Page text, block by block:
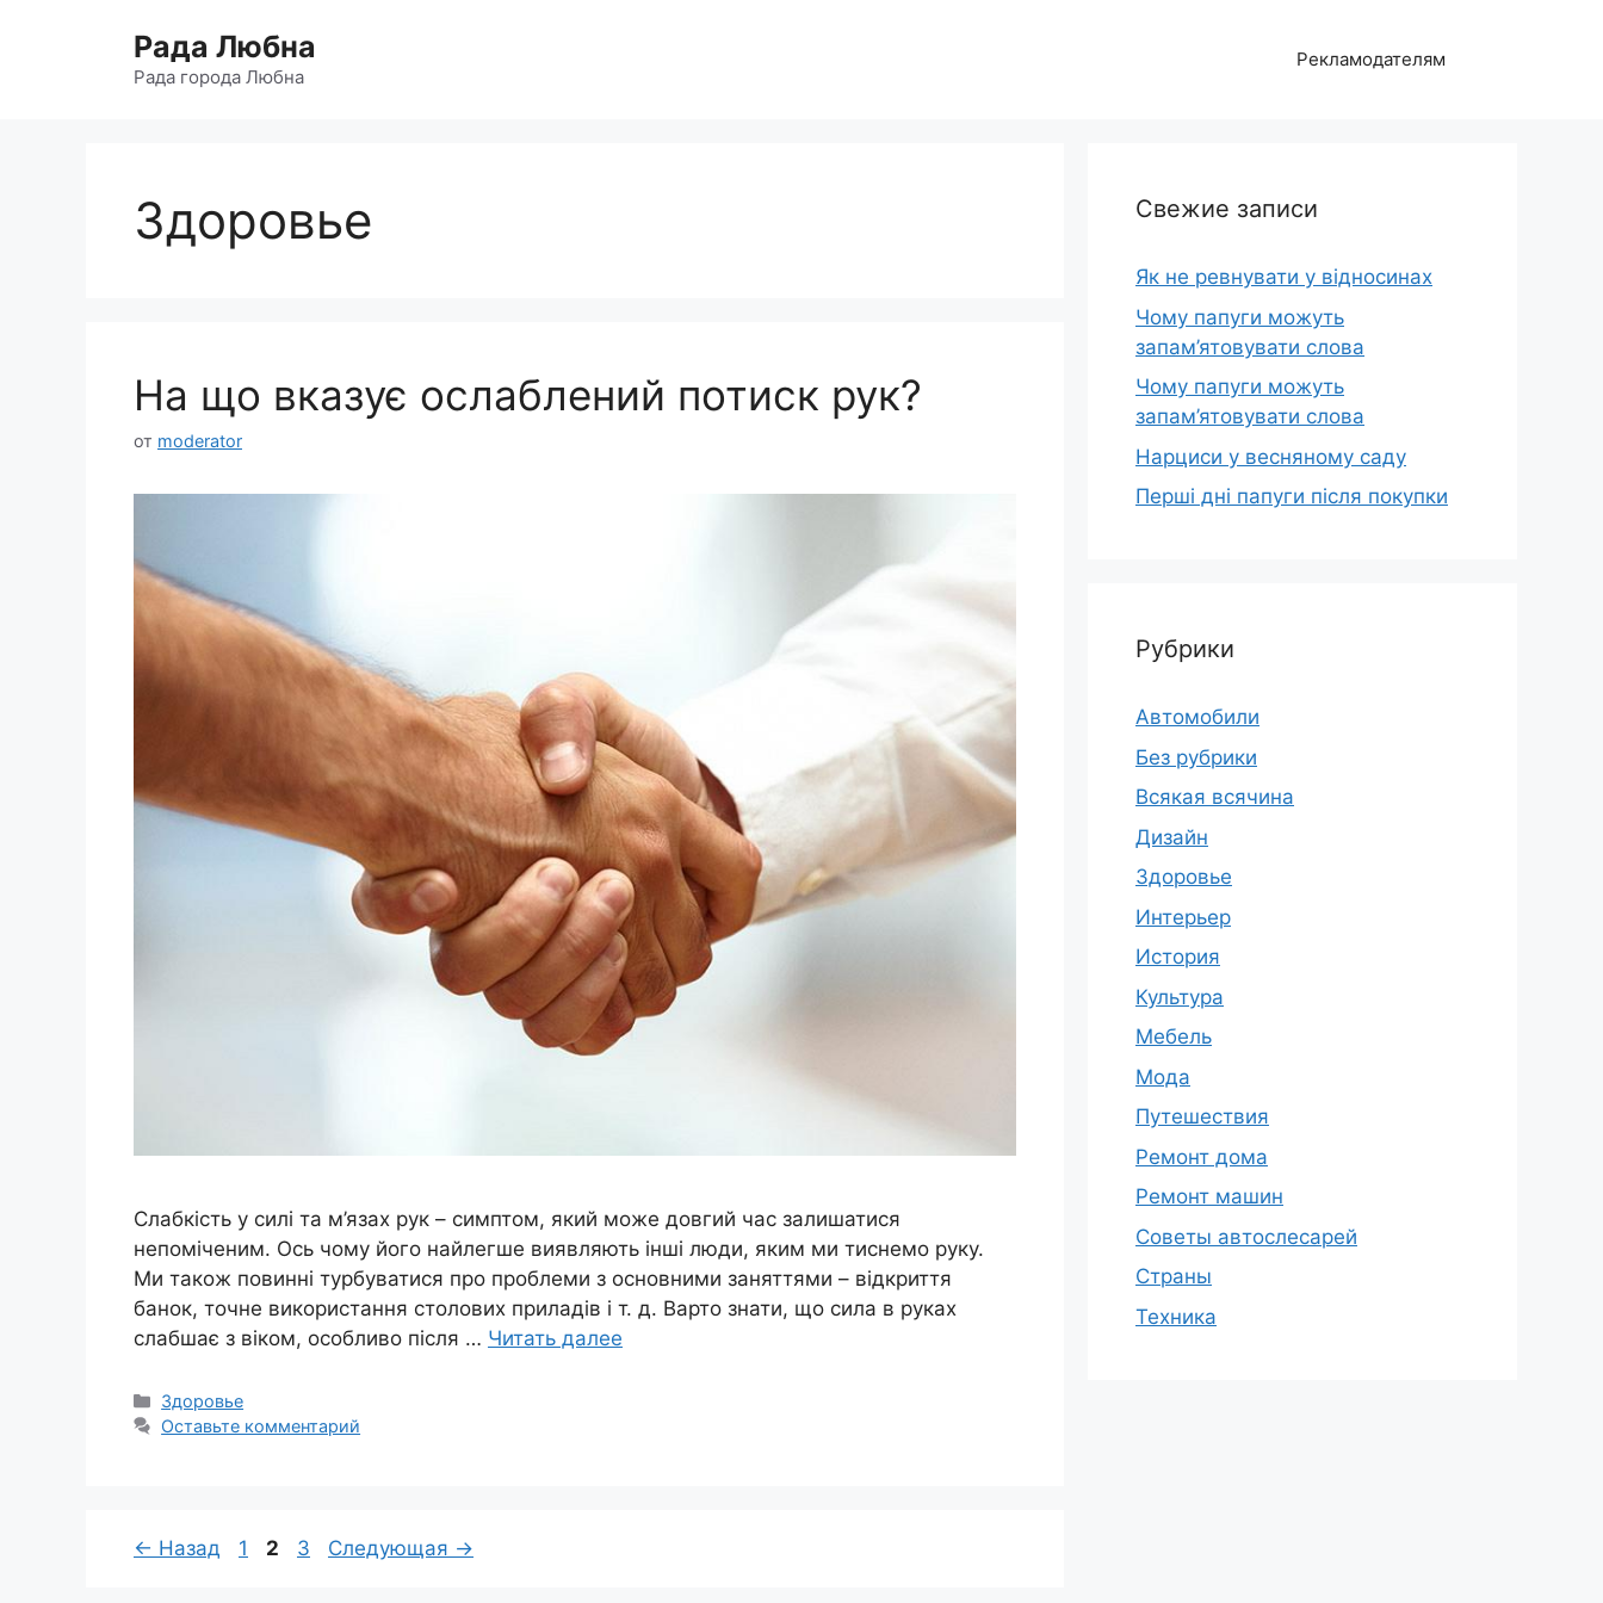
содержимому
Рада Любна
Рада города Любна
Рекламодателям
Здоровье
На що вказує ослаблений потиск рук?
от moderator
Слабкість у силі та м’язах рук – симптом, який може довгий час залишатися
непоміченим. Ось чому його найлегше виявляють інші люди, яким ми тиснемо руку.
Ми також повинні турбуватися про проблеми з основними заняттями – відкриття
банок, точне використання столових приладів і т. д. Варто знати, що сила в руках
слабшає з віком, особливо після … Читать далее
Рубрики
Здоровье
Оставьте комментарий
← Назад Страница
1 Страница
2 Страница
3 Следующая →
Свежие записи
Як не ревнувати у відносинах
Чому папуги можуть
запам’ятовувати слова
Чому папуги можуть
запам’ятовувати слова
Нарциси у весняному саду
Перші дні папуги після покупки
Рубрики
Автомобили
Без рубрики
Всякая всячина
Дизайн
Здоровье
Интерьер
История
Культура
Мебель
Мода
Путешествия
Ремонт дома
Ремонт машин
Советы автослесарей
Страны
Техника